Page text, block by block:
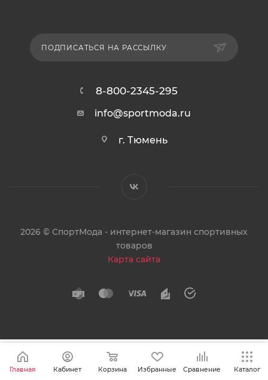
ПОДПИСАТЬСЯ НА РАССЫЛКУ
8-800-2345-295
info@sportmoda.ru
г. Тюмень
2026 © СпортМода - интернет-магазин спортивных
товаров
Карта сайта
Главная Кабинет Корзина Избранные Сравнение Каталог